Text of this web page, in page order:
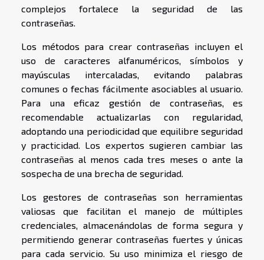
complejos fortalece la seguridad de las
contraseñas.
Los métodos para crear contraseñas incluyen el
uso de caracteres alfanuméricos, símbolos y
mayúsculas intercaladas, evitando palabras
comunes o fechas fácilmente asociables al usuario.
Para una eficaz gestión de contraseñas, es
recomendable actualizarlas con regularidad,
adoptando una periodicidad que equilibre seguridad
y practicidad. Los expertos sugieren cambiar las
contraseñas al menos cada tres meses o ante la
sospecha de una brecha de seguridad.
Los gestores de contraseñas son herramientas
valiosas que facilitan el manejo de múltiples
credenciales, almacenándolas de forma segura y
permitiendo generar contraseñas fuertes y únicas
para cada servicio. Su uso minimiza el riesgo de